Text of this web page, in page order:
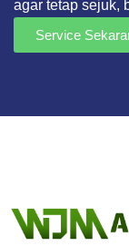
agar tetap sejuk,
Service